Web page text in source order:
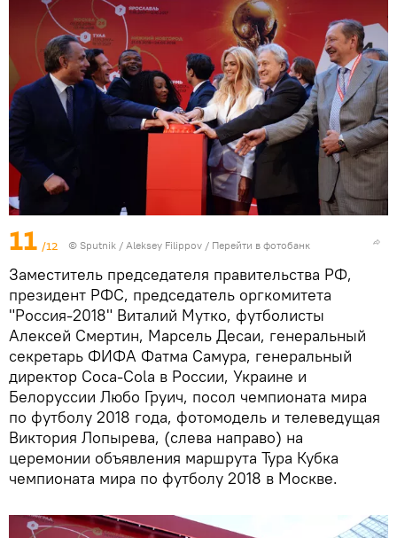
11 /12 © Sputnik / Aleksey Filippov / Перейти в фотобанк
Заместитель председателя правительства РФ,
президент РФС, председатель оргкомитета
"Россия-2018" Виталий Мутко, футболисты
Алексей Смертин, Марсель Десаи, генеральный
секретарь ФИФА Фатма Самура, генеральный
директор Coca-Cola в России, Украине и
Белоруссии Любо Груич, посол чемпионата мира
по футболу 2018 года, фотомодель и телеведущая
Виктория Лопырева, (слева направо) на
церемонии объявления маршрута Тура Кубка
чемпионата мира по футболу 2018 в Москве.